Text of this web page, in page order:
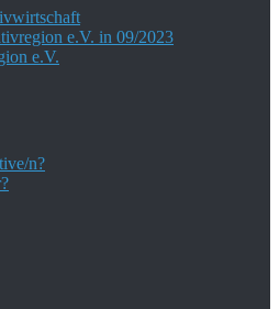
e.V. in 09/2023
e.V.
n?